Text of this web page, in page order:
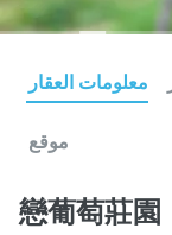
معلومات العقار
موقع
戀葡萄莊園